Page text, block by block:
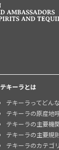
テキーラとは
テキーラってどん
テキーラの原産地
テキーラの主要機
テキーラの主要規
テキーラのカテゴ